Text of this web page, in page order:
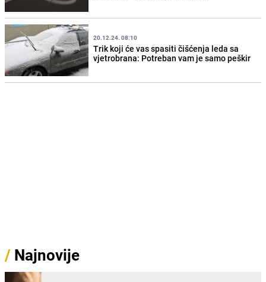
20.12.24. 08:10
Trik koji će vas spasiti čišćenja leda sa
vjetrobrana: Potreban vam je samo peškir
/ Najnovije